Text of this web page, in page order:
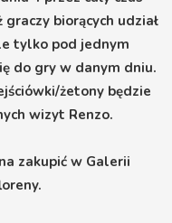
biorących udział
tylko pod jednym
do gry w danym dniu.
żetony będzie
wizyt Renzo.
zakupić w Galerii